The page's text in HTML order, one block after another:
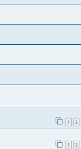
1 2
1 2